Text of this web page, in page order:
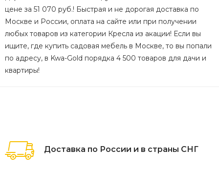
цене за 51 070 руб.! Быстрая и не дорогая доставка по
Москве и России, оплата на сайте или при получении
любых товаров из категории Кресла из акации! Если вы
ищите, где купить садовая мебель в Москве, то вы попали
по адресу, в Kwa-Gold порядка 4 500 товаров для дачи и
квартиры!
Доставка по России и в страны СНГ